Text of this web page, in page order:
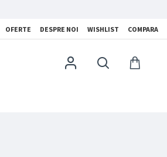
OFERTE DESPRE NOI WISHLIST COMPARA